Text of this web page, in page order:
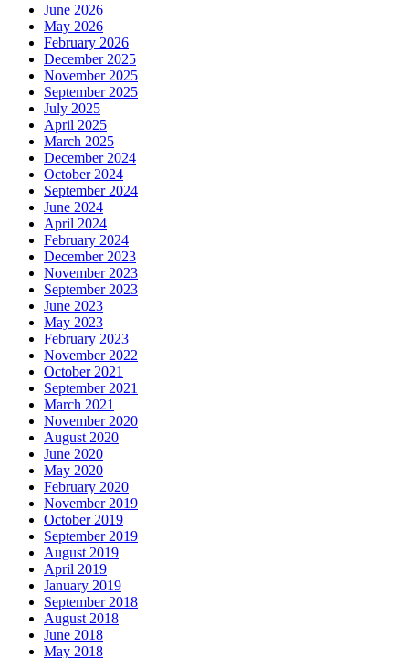
June 2026
May 2026
February 2026
December 2025
November 2025
September 2025
July 2025
April 2025
March 2025
December 2024
October 2024
September 2024
June 2024
April 2024
February 2024
December 2023
November 2023
September 2023
June 2023
May 2023
February 2023
November 2022
October 2021
September 2021
March 2021
November 2020
August 2020
June 2020
May 2020
February 2020
November 2019
October 2019
September 2019
August 2019
April 2019
January 2019
September 2018
August 2018
June 2018
May 2018